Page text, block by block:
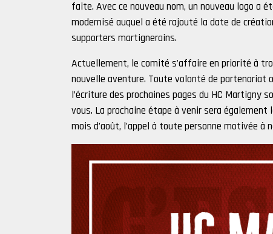
faite. Avec ce nouveau nom, un nouveau logo a
modernisé auquel a été rajouté la date de
supporters martignerains.
Actuellement, le comité s’affaire en priorité à
nouvelle aventure. Toute volonté de partenariat
l’écriture des prochaines pages du HC Martigny
vous. La prochaine étape à venir sera
mois d’août, l’appel à toute personne motivée à